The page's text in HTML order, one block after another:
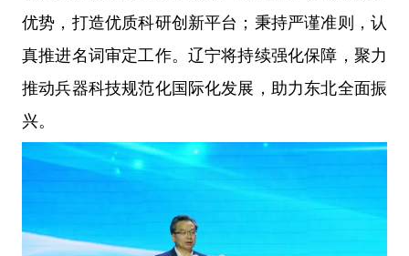
优势，打造优质科研创新平台；秉持严谨准则，认
真推进名词审定工作。辽宁将持续强化保障，聚力
推动兵器科技规范化国际化发展，助力东北全面振
兴。